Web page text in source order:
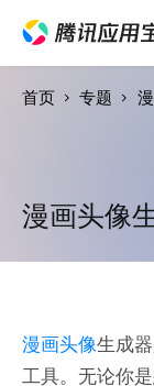
首页 专题
漫画头像
漫画头像生成
工具。无论你